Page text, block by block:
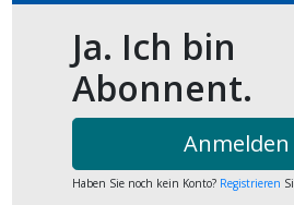
Ja. Ich bin
Abonnent.
Anmelden
Haben Sie noch kein Konto? Registrieren